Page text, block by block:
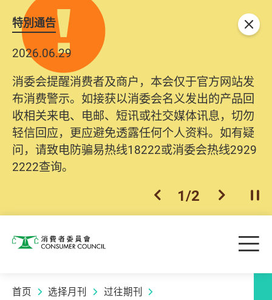
特別通告
2026.06.29
消委会提醒消费者及商户，本会仅于官方网站发
布消费警示。如接获以消委会名义发出的产品回
收相关来电、电邮、短讯或社交媒体讯息，切勿
轻信回应，更应避免透露任何个人资料。如有疑
问，请致电防骗易热线18222或消委会热线2929
2222查询。
上一个
1/2 下一个开
关闭
消费者委员会 目
首页 选择月刊 过往期刊